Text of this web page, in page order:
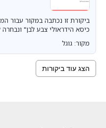
ביקורת זו נכתבה במקור עבור
כיסא הידראולי צבע לבן" ונבחרה
מקור: גוגל
הצג עוד ביקורות